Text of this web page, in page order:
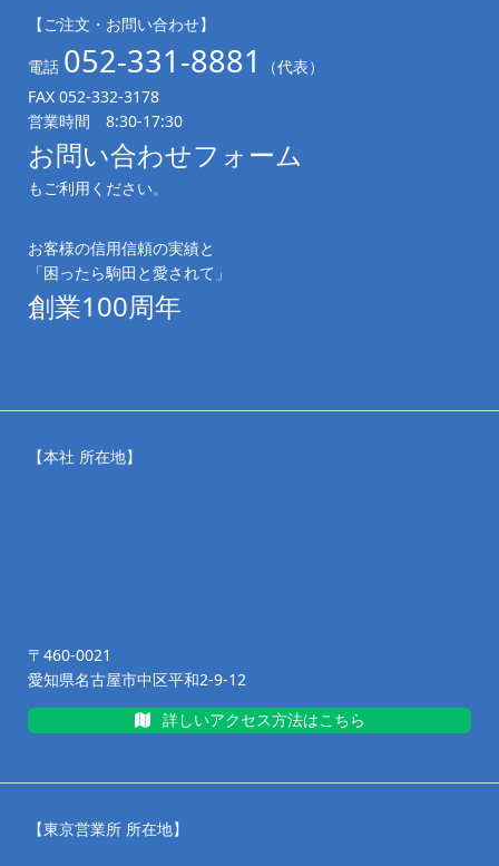
【ご注文・お問い合わせ】
電話 052-331-8881
（代表）
FAX 052-332-3178
営業時間 8:30-17:30
お問い合わせフォーム
もご利用ください。
お客様の信用信頼の実績と
「困ったら駒田と愛されて」
創業100周年
【本社 所在地】
〒460-0021
愛知県名古屋市中区平和2-9-12
詳しいアクセス方法はこちら
【東京営業所 所在地】